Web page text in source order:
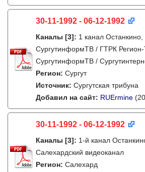
30-11-1992 - 06-12-1992
Каналы [3]: 1 канал
СургутинформТВ / ГТРК
СургутинформТВ /
Регион: Сургут
Источник: Сургутская трибуна
Добавил на сайт: RUErmine
30-11-1992 - 06-12-1992
Каналы [3]: 1-й канал
Салехардский видеоканал
Регион: Салехард